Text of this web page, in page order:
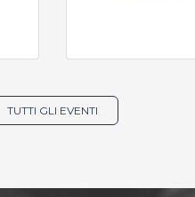
TUTTI GLI EVENTI